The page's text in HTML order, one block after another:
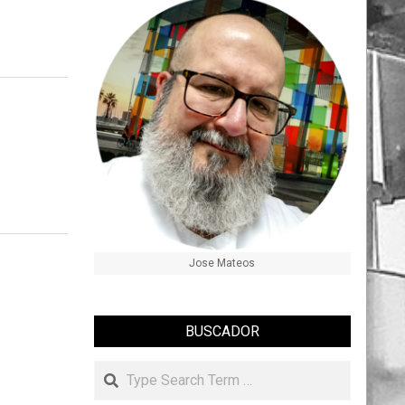
Jose Mateos
BUSCADOR
Search